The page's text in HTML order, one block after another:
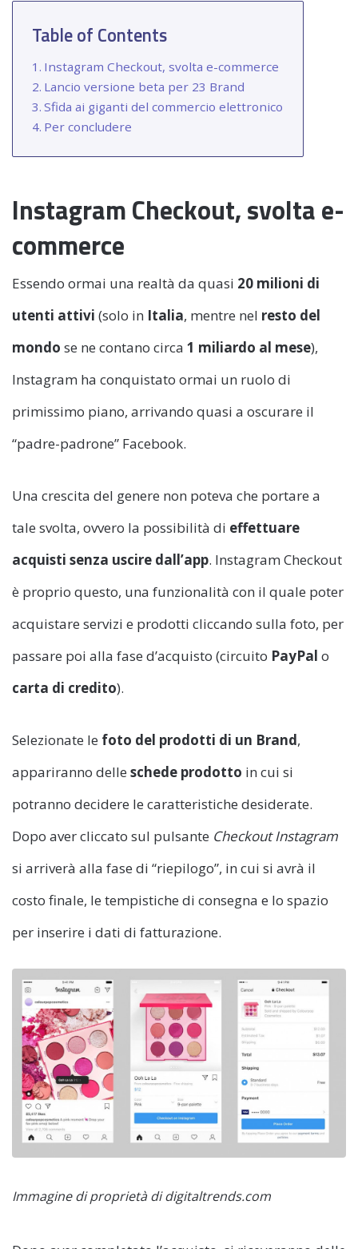
Table of Contents
Instagram Checkout, svolta e-commerce
Lancio versione beta per 23 Brand
Sfida ai giganti del commercio elettronico
Per concludere
Instagram Checkout, svolta e-
commerce
Essendo ormai una realtà da quasi 20 milioni di
utenti attivi (solo in Italia, mentre nel resto del
mondo se ne contano circa 1 miliardo al mese),
Instagram ha conquistato ormai un ruolo di
primissimo piano, arrivando quasi a oscurare il
“padre-padrone” Facebook.
Una crescita del genere non poteva che portare a
tale svolta, ovvero la possibilità di effettuare
acquisti senza uscire dall’app. Instagram Checkout
è proprio questo, una funzionalità con il quale poter
acquistare servizi e prodotti cliccando sulla foto, per
passare poi alla fase d’acquisto (circuito PayPal o
carta di credito).
Selezionate le foto del prodotti di un Brand,
appariranno delle schede prodotto in cui si
potranno decidere le caratteristiche desiderate.
Dopo aver cliccato sul pulsante Checkout Instagram
si arriverà alla fase di “riepilogo”, in cui si avrà il
costo finale, le tempistiche di consegna e lo spazio
per inserire i dati di fatturazione.
Immagine di proprietà di digitaltrends.com